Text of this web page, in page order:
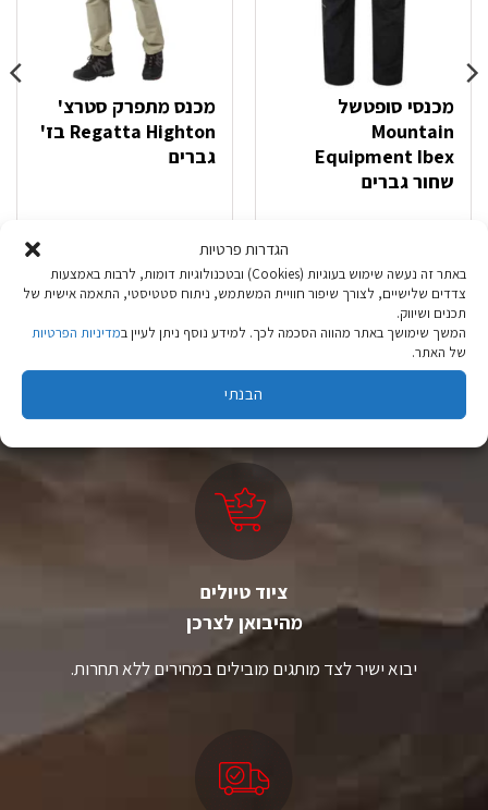
הגדרות פרטיות
באתר זה נעשה שימוש בעוגיות (Cookies) ובטכנולוגיות דומות, לרבות באמצעות
צדדים שלישיים, לצורך שיפור חוויית המשתמש, ניתוח סטטיסטי, התאמה אישית של
תכנים ושיווק.
המשך שימושך באתר מהווה הסכמה לכך. למידע נוסף ניתן לעיין במדיניות הפרטיות
של האתר.
הבנתי
מכנסי סופטשל
Mountain
Equipment Ibex
שחור גברים
בחר אפשרויות
למוצר
זה
יש
לבחור
האפשרויות
מכנס מתפרק סטרצ'
Regatta Highton בז'
גברים
199.90
בחר אפשרויות
למוצר
יש
לבחור
האפשרויות
המוצר
ציוד טיולים
מהיבואן לצרכן
יבוא ישיר לצד מותגים מובילים במחירים ללא תחרות.